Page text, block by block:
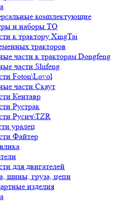
комплектующие
и наборы ТО
к трактору XingTai
тракторов
части к тракторам Dongfeng
части Shifeng
Foton\Lovol
части Скаут
Кентавр
Рустрак
Русич\TZR
уралец
Файтер
для двигателей
шины, груза, цепи
изделия